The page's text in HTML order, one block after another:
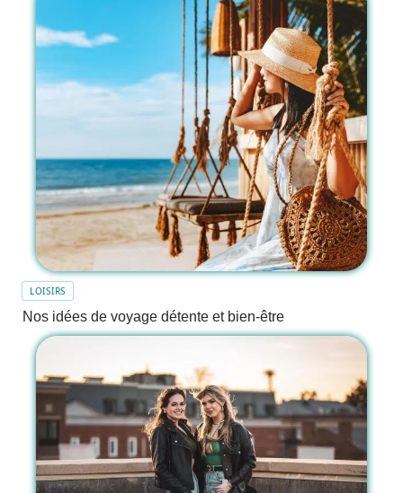
LOISIRS
Nos idées de voyage détente et bien-être